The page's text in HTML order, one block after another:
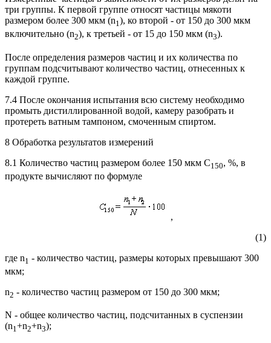
три группы. К первой группе относят частицы мякоти
размером более 300 мкм (n1), ко второй - от 150 до 300 мкм
включительно (n2), к третьей - от 15 до 150 мкм (n3).
После определения размеров частиц и их количества по
группам подсчитывают количество частиц, отнесенных к
каждой группе.
7.4 После окончания испытания всю систему необходимо
промыть дистиллированной водой, камеру разобрать и
протереть ватным тампоном, смоченным спиртом.
8 Обработка результатов измерений
8.1 Количество частиц размером более 150 мкм C150, %, в
продукте вычисляют по формуле
,
(1)
где n1 - количество частиц, размеры которых превышают 300
мкм;
n2 - количество частиц размером от 150 до 300 мкм;
N - общее количество частиц, подсчитанных в суспензии
(n1+n2+n3);